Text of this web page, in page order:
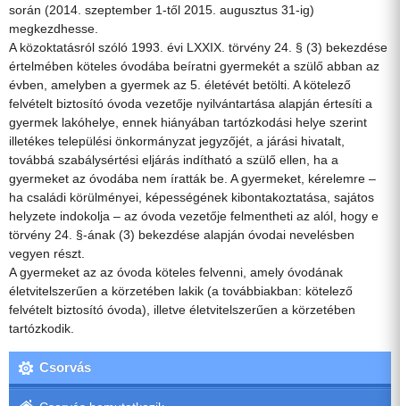
során (2014. szeptember 1-től 2015. augusztus 31-ig)
megkezdhesse.
A közoktatásról szóló 1993. évi LXXIX. törvény 24. § (3) bekezdése
értelmében köteles óvodába beíratni gyermekét a szülő abban az
évben, amelyben a gyermek az 5. életévét betölti. A kötelező
felvételt biztosító óvoda vezetője nyilvántartása alapján értesíti a
gyermek lakóhelye, ennek hiányában tartózkodási helye szerint
illetékes települési önkormányzat jegyzőjét, a járási hivatalt,
továbbá szabálysértési eljárás indítható a szülő ellen, ha a
gyermeket az óvodába nem íratták be. A gyermeket, kérelemre –
ha családi körülményei, képességének kibontakoztatása, sajátos
helyzete indokolja – az óvoda vezetője felmentheti az alól, hogy e
törvény 24. §-ának (3) bekezdése alapján óvodai nevelésben
vegyen részt.
A gyermeket az az óvoda köteles felvenni, amely óvodának
életvitelszerűen a körzetében lakik (a továbbiakban: kötelező
felvételt biztosító óvoda), illetve életvitelszerűen a körzetében
tartózkodik.
Csorvás